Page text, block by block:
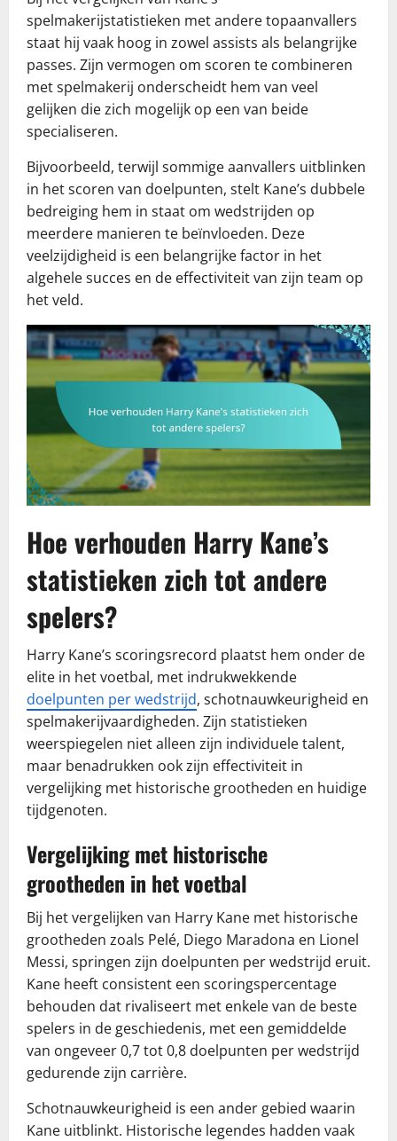
spelmakerijstatistieken met andere topaanvallers
staat hij vaak hoog in zowel assists als belangrijke
passes. Zijn vermogen om scoren te combineren
met spelmakerij onderscheidt hem van veel
gelijken die zich mogelijk op een van beide
specialiseren.
Bijvoorbeeld, terwijl sommige aanvallers uitblinken
in het scoren van doelpunten, stelt Kane’s dubbele
bedreiging hem in staat om wedstrijden op
meerdere manieren te beïnvloeden. Deze
veelzijdigheid is een belangrijke factor in het
algehele succes en de effectiviteit van zijn team op
het veld.
Hoe verhouden Harry Kane’s
statistieken zich tot andere
spelers?
Harry Kane’s scoringsrecord plaatst hem onder de
elite in het voetbal, met indrukwekkende
doelpunten per wedstrijd, schotnauwkeurigheid en
spelmakerijvaardigheden. Zijn statistieken
weerspiegelen niet alleen zijn individuele talent,
maar benadrukken ook zijn effectiviteit in
vergelijking met historische grootheden en huidige
tijdgenoten.
Vergelijking met historische
grootheden in het voetbal
Bij het vergelijken van Harry Kane met historische
grootheden zoals Pelé, Diego Maradona en Lionel
Messi, springen zijn doelpunten per wedstrijd eruit.
Kane heeft consistent een scoringspercentage
behouden dat rivaliseert met enkele van de beste
spelers in de geschiedenis, met een gemiddelde
van ongeveer 0,7 tot 0,8 doelpunten per wedstrijd
gedurende zijn carrière.
Schotnauwkeurigheid is een ander gebied waarin
Kane uitblinkt. Historische legendes hadden vaak